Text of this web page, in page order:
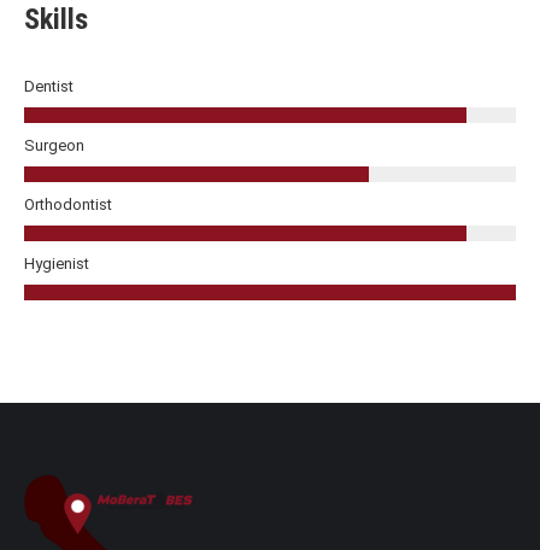
Skills
Dentist
Surgeon
Orthodontist
Hygienist